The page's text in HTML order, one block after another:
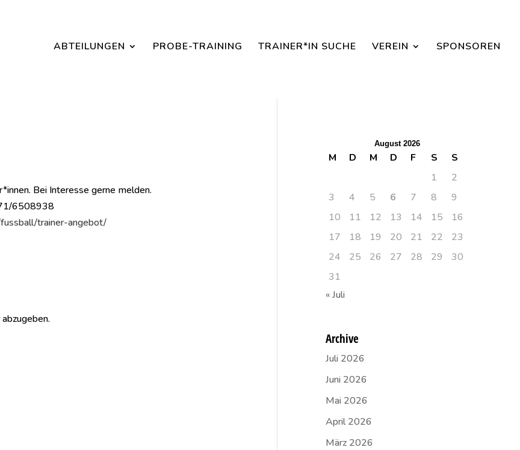
ABTEILUNGEN PROBE-TRAINING TRAINER*IN SUCHE VEREIN SPONSOREN
Bei Interesse gerne melden.
6508938
trainer-angebot/
August 2026
M D M D F S
S
1
2
3
4 5 6 7 8
9
10
11 12 13 14 15
16
17
18 19 20 21 22
23
24
25 26 27 28 29
30
31
« Juli
Archive
Juli 2026
Juni 2026
Mai 2026
April 2026
März 2026